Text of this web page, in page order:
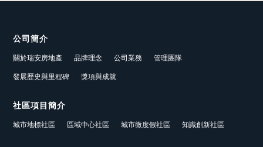
公司簡介
關於瑞安房地產 品牌理念 公司業務 管理團隊
發展歷史與里程碑 獎項與成就
社區項目簡介
城市地標社區 區域中心社區 城市微度假社區 知識創新社區